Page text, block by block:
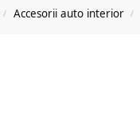
/ Accesorii auto interior /